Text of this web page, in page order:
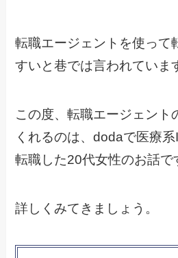
転職エージェントを使って
すいと巷では言われていま
この度、転職エージェント
くれるのは、dodaで医療
転職した20代女性のお話で
詳しくみてきましょう。